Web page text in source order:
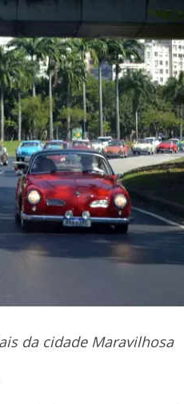
da cidade Maravilhosa